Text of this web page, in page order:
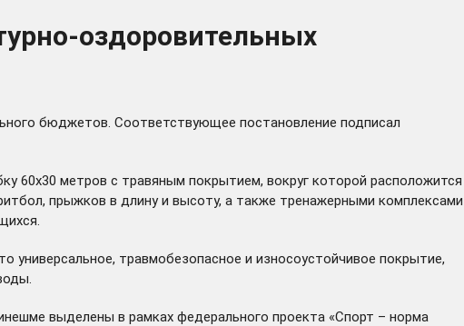
оздоровительных
бюджетов. Соответствующее постановление подписал
60х30 метров с травяным покрытием, вокруг которой расположится
прыжков в длину и высоту, а также тренажерными комплексами
универсальное, травмобезопасное и износоустойчивое покрытие,
выделены в рамках федерального проекта «Спорт – норма